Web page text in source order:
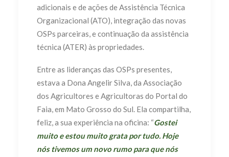
adicionais e de ações de Assistência Técnica
Organizacional (ATO), integração das novas
OSPs parceiras, e continuação da assistência
técnica (ATER) às propriedades.
Entre as lideranças das OSPs presentes,
estava a Dona Angelir Silva, da Associação
dos Agricultores e Agricultoras do Portal do
Faia, em Mato Grosso do Sul. Ela compartilha,
feliz, a sua experiência na oficina: “Gostei
muito e estou muito grata por tudo. Hoje
nós tivemos um novo rumo para que nós